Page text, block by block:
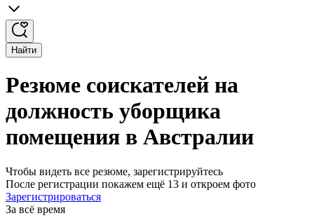
Найти
Резюме соискателей на
должность уборщика
помещения в Австралии
Чтобы видеть все резюме, зарегистрируйтесь
После регистрации покажем ещё 13 и откроем фото
Зарегистрироваться
За всё время